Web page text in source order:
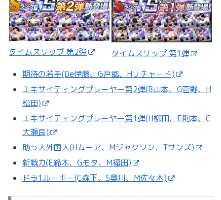
タイムスリップ 第2弾
タイムスリップ 第1弾
期待の若手(De伊藤、G戸郷、Hリチャード)
エキサイティングプレーヤー第2弾(B山本、G菅野、H
松田)
エキサイティングプレーヤー第1弾(H柳田、E則本、C
大瀬良)
助っ人外国人(Hムーア、Mジャクソン、Tサンズ)
新戦力(E鈴木、Gモタ、M福田)
ドラ1ルーキー(C森下、S奥川、M佐々木)